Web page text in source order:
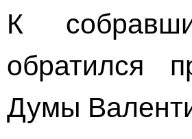
К
обратился
Думы